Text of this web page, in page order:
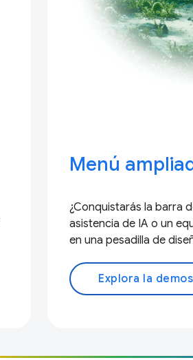
Menú
¿Conquistarás la barra
asistencia de IA o un
en una pesadilla de
Explora la